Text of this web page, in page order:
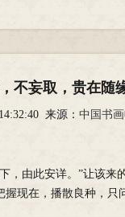
不妄取，贵在随
来源： 中国书
，由此安详。”让该来
现在，播散良种，只